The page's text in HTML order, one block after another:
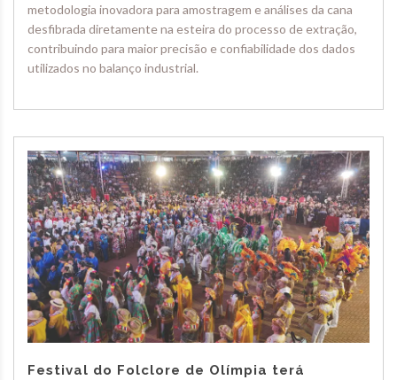
metodologia inovadora para amostragem e análises da cana
desfibrada diretamente na esteira do processo de extração,
contribuindo para maior precisão e confiabilidade dos dados
utilizados no balanço industrial.
Festival do Folclore de Olímpia terá